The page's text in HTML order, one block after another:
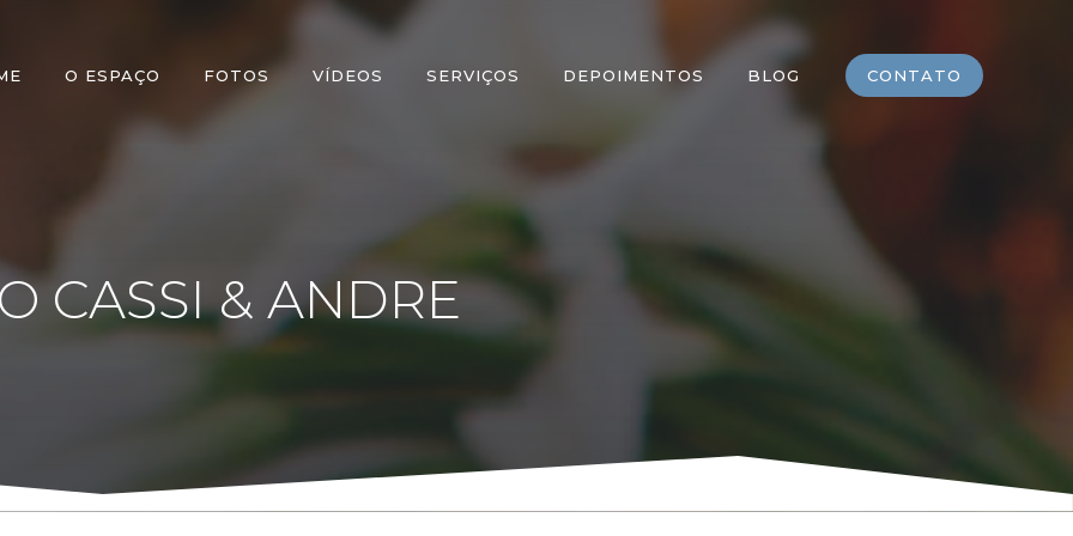
CONTATO
O ESPAÇO FOTOS VÍDEOS SERVIÇOS DEPOIMENTOS BLOG
CASSI & ANDRE